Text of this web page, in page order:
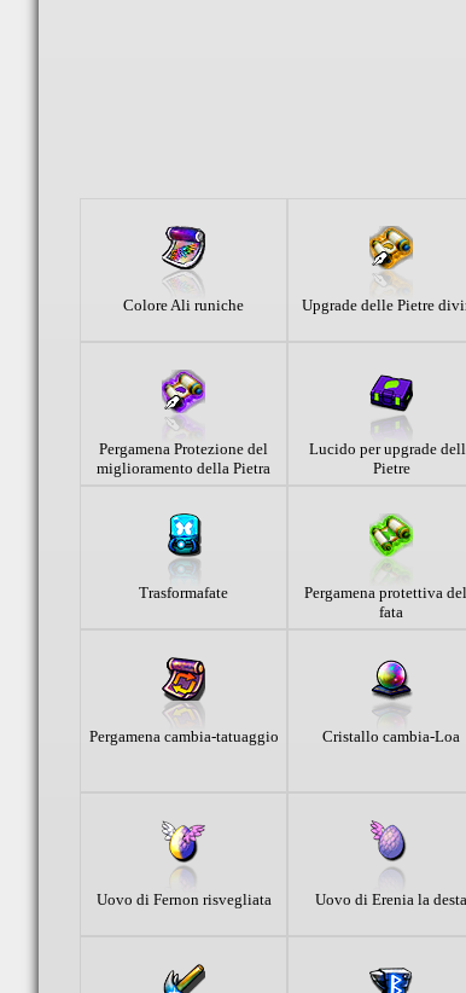
Colore Ali runiche Upgrade delle Pietre
Pergamena Protezione del
miglioramento della Pietra
Lucido per upgrade
Pietre
Trasformafate
Pergamena protettiva
fata
Pergamena cambia-tatuaggio Cristallo cambia-Loa
Uovo di Fernon risvegliata Uovo di Erenia la desta